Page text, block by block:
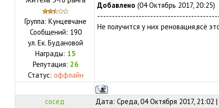
Группа: Кунцевчане
Сообщений: 190
ул. Ек. Будановой
Награды: 15
Репутация: 26
Статус: оффлайн
Добавлено (04 Октябрь 2017, 20:25)
Не получится у них реновация,всё
сосед Дата: Среда, 04 Октября 2017, 21:02